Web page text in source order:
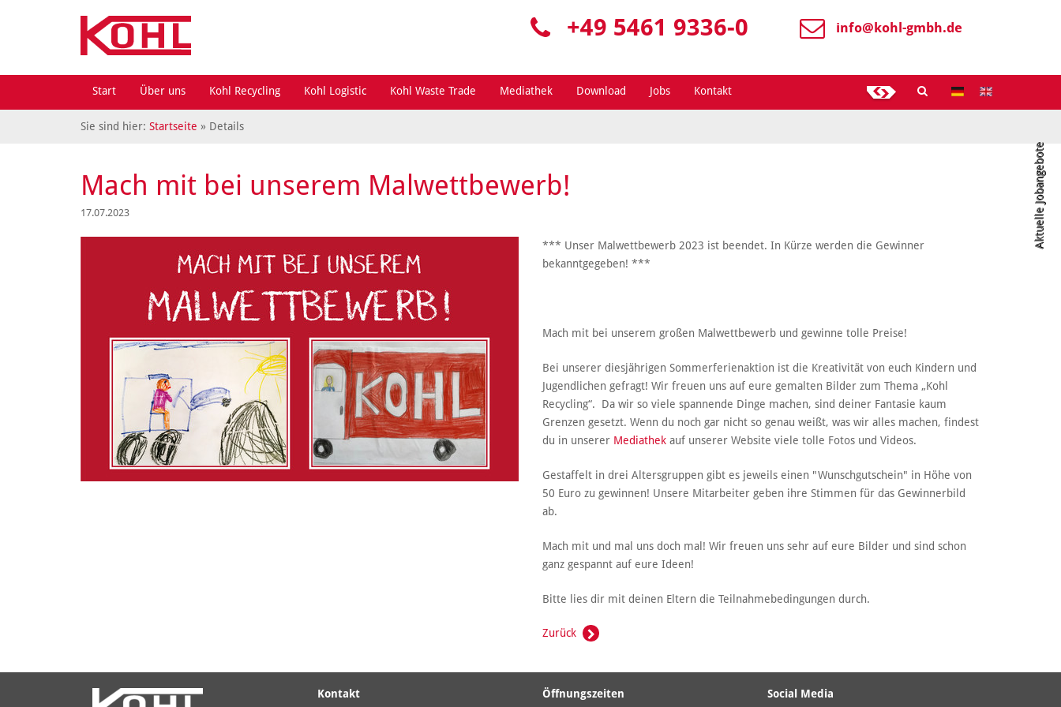
info@ kohl-gmbh.de
+49 5461 9336-0
Start Über uns Kohl Recycling Kohl Logistic Kohl Waste Trade Mediathek Download Jobs Kontakt
Aktuelle Jobangebote
Sie sind hier: Startseite » Details
Mach mit bei unserem Malwettbewerb!
17.07.2023
*** Unser Malwettbewerb 2023 ist beendet. In Kürze werden die Gewinner
bekanntgegeben! ***
Mach mit bei unserem großen Malwettbewerb und gewinne tolle Preise!
Bei unserer diesjährigen Sommerferienaktion ist die Kreativität von euch Kindern und
Jugendlichen gefragt! Wir freuen uns auf eure gemalten Bilder zum Thema „Kohl
Recycling“. Da wir so viele spannende Dinge machen, sind deiner Fantasie kaum
Grenzen gesetzt. Wenn du noch gar nicht so genau weißt, was wir alles machen, findest
du in unserer Mediathek auf unserer Website viele tolle Fotos und Videos.
Gestaffelt in drei Altersgruppen gibt es jeweils einen "Wunschgutschein" in Höhe von
50 Euro zu gewinnen! Unsere Mitarbeiter geben ihre Stimmen für das Gewinnerbild
ab.
Mach mit und mal uns doch mal! Wir freuen uns sehr auf eure Bilder und sind schon
ganz gespannt auf eure Ideen!
Bitte lies dir mit deinen Eltern die Teilnahmebedingungen durch.
Zurück
Kontakt Öffnungszeiten Social Media